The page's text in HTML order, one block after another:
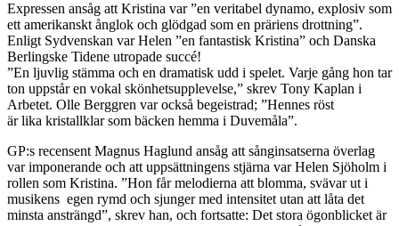
Expressen ansåg att Kristina var ”en veritabel dynamo, explosiv som
ett amerikanskt ånglok och glödgad som en präriens drottning”.
Enligt Sydvenskan var Helen ”en fantastisk Kristina” och Danska
Berlingske Tidene utropade succé!
”En ljuvlig stämma och en dramatisk udd i spelet. Varje gång hon tar
ton uppstår en vokal skönhetsupplevelse,” skrev Tony Kaplan i
Arbetet. Olle Berggren var också begeistrad; ”Hennes röst
är lika kristallklar som bäcken hemma i Duvemåla”.
GP:s recensent Magnus Haglund ansåg att sånginsatserna överlag
var imponerande och att uppsättningens stjärna var Helen Sjöholm i
rollen som Kristina. ”Hon får melodierna att blomma, svävar ut i
musikens egen rymd och sjunger med intensitet utan att låta det
minsta ansträngd”, skrev han, och fortsatte: Det stora ögonblicket är